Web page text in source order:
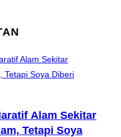
Alam Sekitar
Tetapi Soya